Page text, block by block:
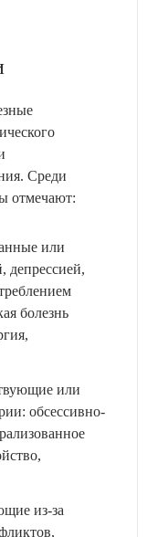
Среди
отмечают:
или
депрессией,
болезнь
или
обсессивно-
из-за